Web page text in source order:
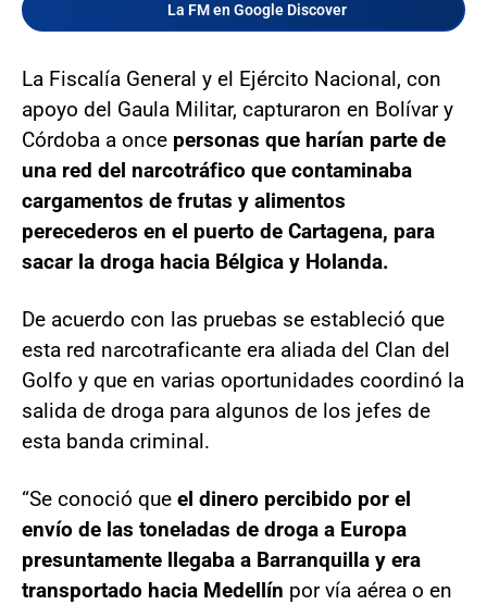
La FM en Google Discover
La Fiscalía General y el Ejército Nacional, con
apoyo del Gaula Militar, capturaron en Bolívar y
Córdoba a once personas que harían parte de
una red del narcotráfico que contaminaba
cargamentos de frutas y alimentos
perecederos en el puerto de Cartagena, para
sacar la droga hacia Bélgica y Holanda.
De acuerdo con las pruebas se estableció que
esta red narcotraficante era aliada del Clan del
Golfo y que en varias oportunidades coordinó la
salida de droga para algunos de los jefes de
esta banda criminal.
“Se conoció que el dinero percibido por el
envío de las toneladas de droga a Europa
presuntamente llegaba a Barranquilla y era
transportado hacia Medellín por vía aérea o en